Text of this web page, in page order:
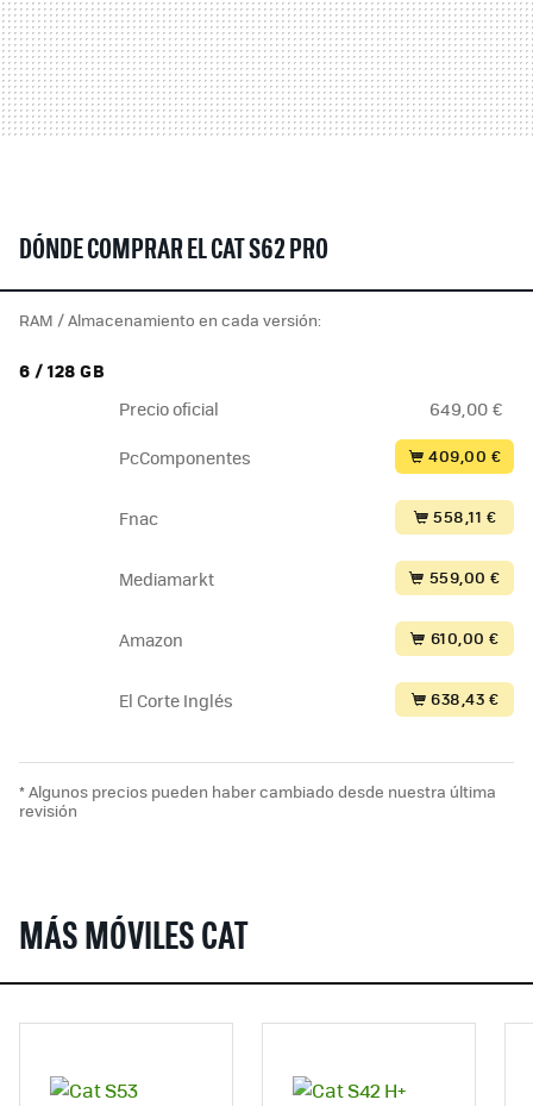
DÓNDE COMPRAR EL CAT S62 PRO
RAM / Almacenamiento en cada versión:
6 / 128 GB
Precio oficial 649,00 €
PcComponentes 409,00 €
Fnac 558,11 €
Mediamarkt 559,00 €
Amazon 610,00 €
El Corte Inglés 638,43 €
* Algunos precios pueden haber cambiado desde nuestra última
revisión
MÁS MÓVILES CAT